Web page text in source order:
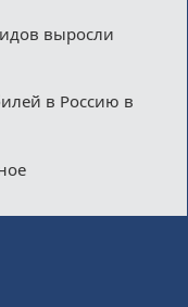
выросли
в Россию в